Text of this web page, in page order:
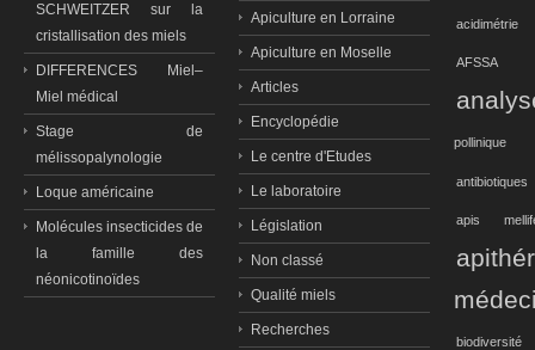
SCHWEITZER sur la
cristallisation des miels
DIFFERENCES Miel–
Miel médical
Stage de
mélissopalynologie
Loque américaine
Molécules insecticides de
la famille des
néonicotinoïdes
Apiculture en Lorraine
Apiculture en Moselle
Articles
Encyclopédie
Le centre d'Etudes
Le laboratoire
Législation
Non classé
Qualité miels
Recherches
acidimétrie
AFSSA
pollinique
antibiotiques
apis
biodiversité